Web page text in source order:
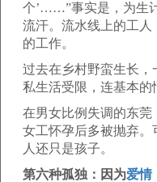
个’……”事实是，为生
流汗。流水线上的工人
的工作。
过去在乡村野蛮生长，
私生活受限，连基本的
在男女比例失调的东莞
女工怀孕后多被抛弃。
人还只是孩子。
第六种孤独：因为爱情